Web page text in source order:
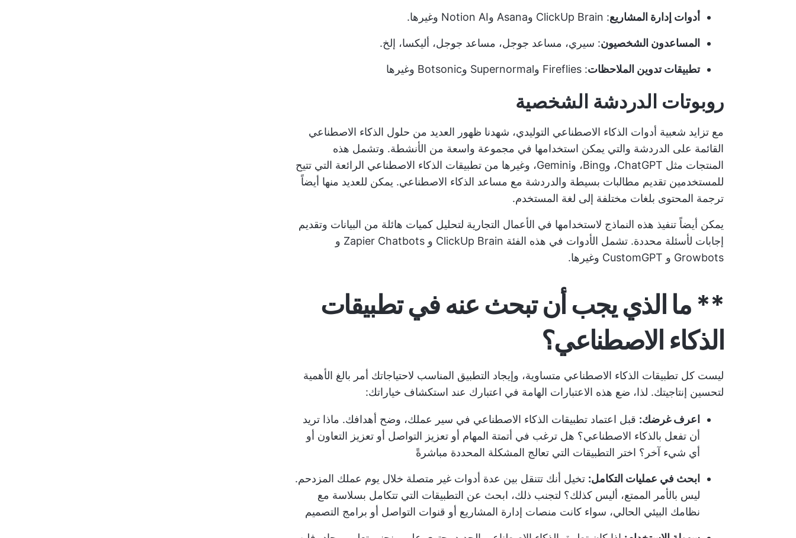
أدوات إدارة المشاريع: ClickUp Brain وAsana وNotion AI وغيرها.
المساعدون الشخصيون: سيري، مساعد جوجل، مساعد جوجل، أليكسا، إلخ.
تطبيقات تدوين الملاحظات: Fireflies وSupernormal وBotsonic وغيرها
روبوتات الدردشة الشخصية
مع تزايد شعبية أدوات الذكاء الاصطناعي التوليدي، شهدنا ظهور العديد من حلول الذكاء الاصطناعي
القائمة على الدردشة والتي يمكن استخدامها في مجموعة واسعة من الأنشطة. وتشمل هذه
المنتجات مثل ChatGPT، وBing، وGemini، وغيرها من تطبيقات الذكاء الاصطناعي الرائعة التي تتيح
للمستخدمين تقديم مطالبات بسيطة والدردشة مع مساعد الذكاء الاصطناعي. يمكن للعديد منها أيضاً
ترجمة المحتوى بلغات مختلفة إلى لغة المستخدم.
يمكن أيضاً تنفيذ هذه النماذج لاستخدامها في الأعمال التجارية لتحليل كميات هائلة من البيانات وتقديم
إجابات لأسئلة محددة. تشمل الأدوات في هذه الفئة ClickUp Brain و Zapier Chatbots و
Growbots و CustomGPT وغيرها.
** ما الذي يجب أن تبحث عنه في تطبيقات
الذكاء الاصطناعي؟
ليست كل تطبيقات الذكاء الاصطناعي متساوية، وإيجاد التطبيق المناسب لاحتياجاتك أمر بالغ الأهمية
لتحسين إنتاجيتك. لذا، ضع هذه الاعتبارات الهامة في اعتبارك عند استكشاف خياراتك:
اعرف غرضك: قبل اعتماد تطبيقات الذكاء الاصطناعي في سير عملك، وضح أهدافك. ماذا تريد
أن تفعل بالذكاء الاصطناعي؟ هل ترغب في أتمتة المهام أو تعزيز التواصل أو تعزيز التعاون أو
أي شيء آخر؟ اختر التطبيقات التي تعالج المشكلة المحددة مباشرةً
ابحث في عمليات التكامل: تخيل أنك تتنقل بين عدة أدوات غير متصلة خلال يوم عملك المزدحم.
ليس بالأمر الممتع، أليس كذلك؟ لتجنب ذلك، ابحث عن التطبيقات التي تتكامل بسلاسة مع
نظامك البيئي الحالي، سواء كانت منصات إدارة المشاريع أو قنوات التواصل أو برامج التصميم